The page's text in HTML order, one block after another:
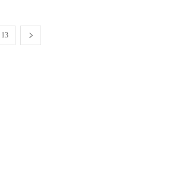
13